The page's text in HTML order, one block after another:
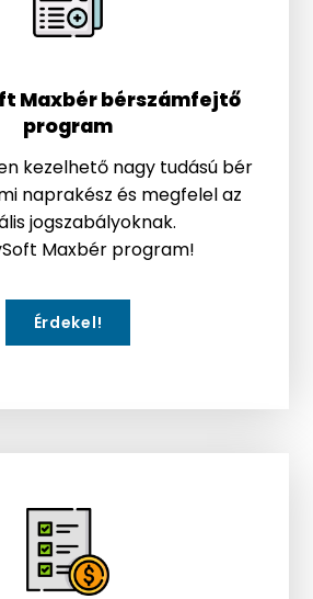
Maxbér bérszámfejtő
program
kezelhető nagy tudású bér
naprakész és megfelel az
jogszabályoknak.
Maxbér program!
Érdekel!